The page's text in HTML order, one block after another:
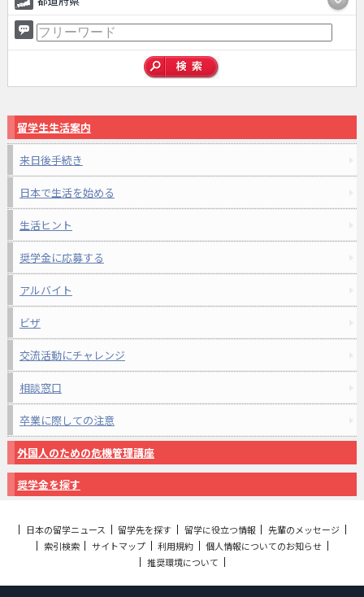
留学生生活案内
来日後手続き
日本で生活を始める
生活ヒント
奨学金に応募する
アルバイト
ビザ
交流活動にチャレンジ
相談窓口
卒業に際しての注意
外国人のための危機管理講座
奨学金を探す
日本の留学ニュース 留学先を探す 留学に役立つ情報
先輩のメッセージ
索引検索
サイトマップ 利用規約
個人情報についてのお知らせ
推奨環境について